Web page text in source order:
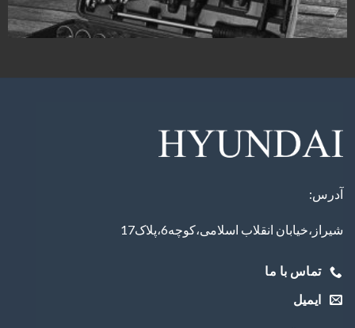
آدرس:
شیراز،خیابان انقلاب اسلامی،کوچه6،پلاک17
تماس با ما
ایمیل